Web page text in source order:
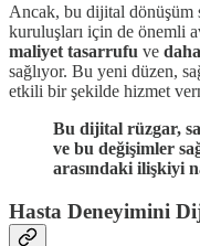
Ancak, bu dijital dönüşüm
kuruluşları için de önemli
maliyet tasarrufu ve
sağlıyor. Bu yeni düzen,
etkili bir şekilde hizmet
Bu dijital rüzgar,
ve bu değişimler
arasındaki ilişkiyi
Hasta Deneyimini